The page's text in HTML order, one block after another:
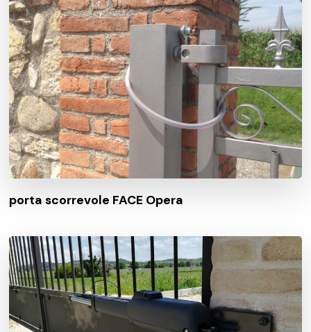
porta scorrevole FACE Opera